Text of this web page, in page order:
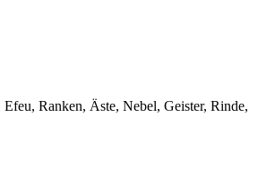
Ranken, Äste, Nebel, Geister, Rinde,